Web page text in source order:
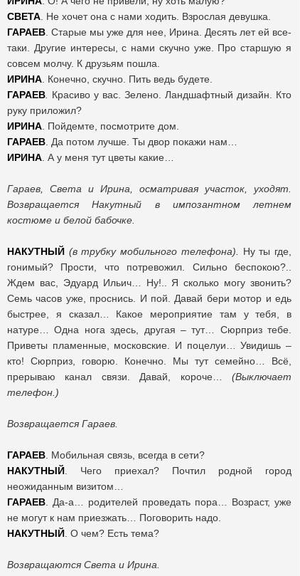
СВЕТА . Не хочет она с нами ходить. Взрослая девушка.
ГАРАЕВ . Старые мы уже для нее, Ирина. Десять лет ей все-
таки. Другие интересы, с нами скучно уже. Про старшую я
совсем молчу. К друзьям пошла.
ИРИНА . Конечно, скучно. Пить ведь будете.
ГАРАЕВ
Красиво у вас. Зелено. Ландшафтный дизайн. Кто
руку приложил?
ИРИНА . Пойдемте, посмотрите дом.
ГАРАЕВ . Да потом лучше. Ты двор покажи нам…
ИРИНА . А у меня тут цветы какие…
Гараев, Света и Ирина, осматривая участок, уходят.
Возвращается Накутный в импозантном летнем
костюме и белой бабочке.
НАКУТНЫЙ (в трубку мобильного телефона).
Ну ты где,
гонимый? Прости, что потревожил. Сильно беспокою?..
Ждем вас, Эдуард Ильич… Ну!.. Я сколько могу звонить?
Семь часов уже, проснись. И пой. Давай бери мотор и едь
быстрее, я сказал… Какое мероприятие там у тебя, в
натуре… Одна нога здесь, другая – тут… Сюрприз тебе.
Приветы пламенные, московские. И поцелуи… Увидишь –
кто! Сюрприз, говорю. Конечно. Мы тут семейно… Всё,
прерываю канал связи. Давай, короче… (Выключает
телефон.)
Возвращается Гараев.
ГАРАЕВ . Мобильная связь, всегда в сети?
НАКУТНЫЙ . Чего приехал? Почтил родной город
неожиданным визитом…
ГАРАЕВ . Да-а… родителей проведать пора… Возраст, уже
не могут к нам приезжать… Поговорить надо.
НАКУТНЫЙ . О чем? Есть тема?
Возвращаются Света и Ирина.